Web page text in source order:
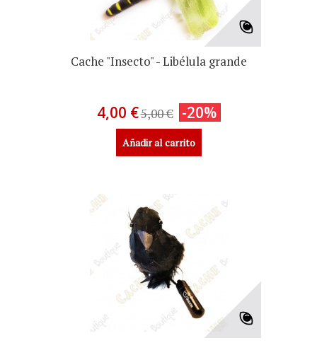
Cache "Insecto" - Libélula grande
4,00 €5,00 € -20%
Añadir al carrito